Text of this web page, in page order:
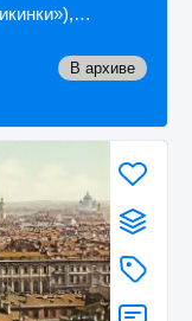
В архиве